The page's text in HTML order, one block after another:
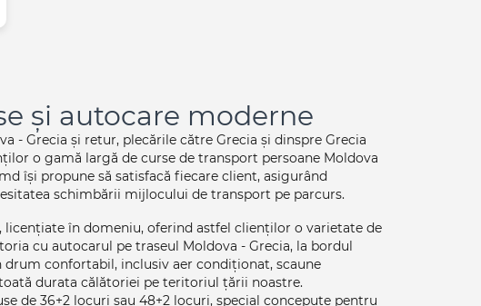
și autocare moderne
- Grecia și retur, plecările către Grecia și dinspre Grecia
o gamă largă de curse de transport persoane Moldova
își propune să satisfacă fiecare client, asigurând
schimbării mijlocului de transport pe parcurs.
în domeniu, oferind astfel clienților o varietate de
cu autocarul pe traseul Moldova - Grecia, la bordul
confortabil, inclusiv aer condiționat, scaune
durata călătoriei pe teritoriul țării noastre.
de 36+2 locuri sau 48+2 locuri, special concepute pentru